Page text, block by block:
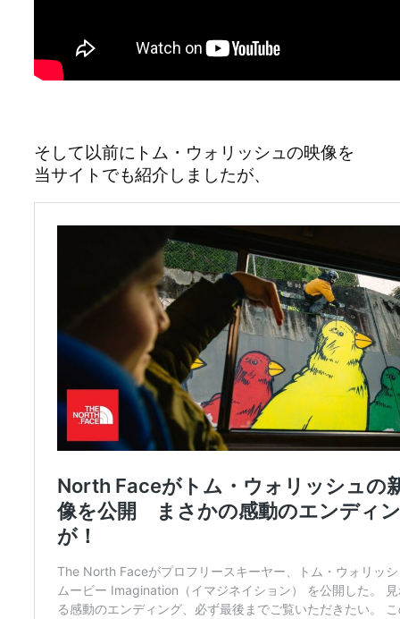
そして以前にトム・ウォリッシュの映像を
当サイトでも紹介しましたが、